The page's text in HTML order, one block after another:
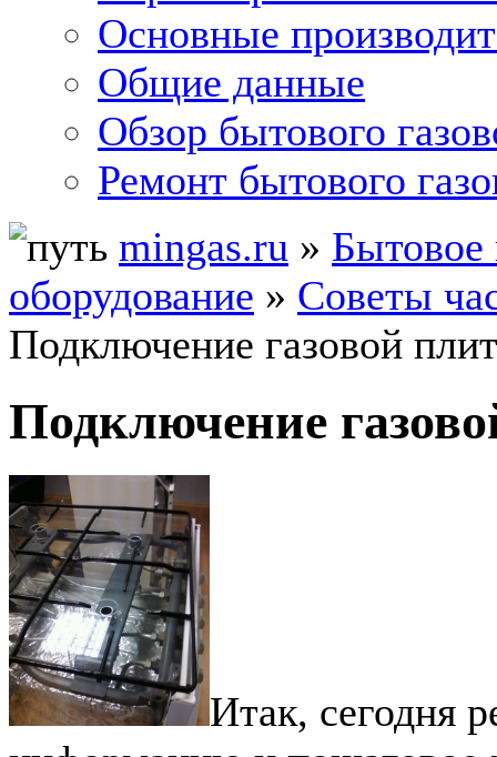
Основные
Общие данные
Обзор бытового
Ремонт бытового
mingas.ru » Бытовое
оборудование » Советы
Подключение газовой
Подключение
Итак, сегодня